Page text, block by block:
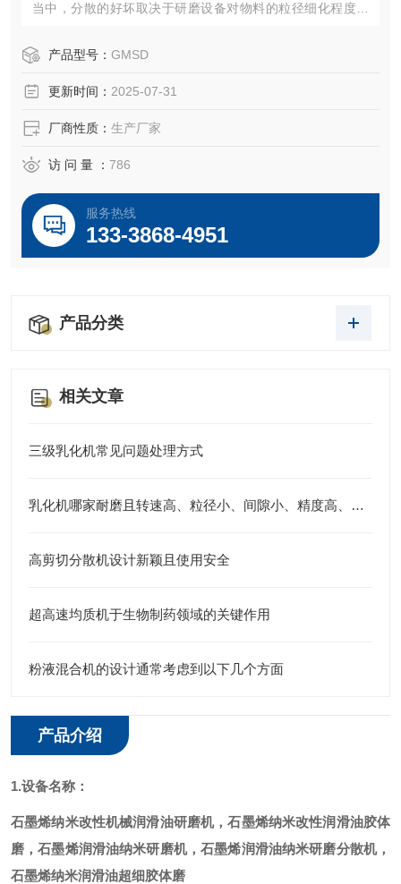
当中，分散的好坏取决于研磨设备对物料的粒径细化程度，
求，传统研磨分散设备转速较低，一般为3000rpm。
产品型号： GMSD
更新时间： 2025-07-31
厂商性质： 生产厂家
访 问 量 ： 786
服务热线
133-3868-4951
产品分类
相关文章
三级乳化机常见问题处理方式
乳化机哪家耐磨且转速高、粒径小、间隙小、精度高、线速度高、剪切力强：江苏思峻全流程解决方案测评
高剪切分散机设计新颖且使用安全
超高速均质机于生物制药领域的关键作用
粉液混合机的设计通常考虑到以下几个方面
产品介绍
1.设备名称：
石墨烯纳米改性机械润滑油研磨机，石墨烯纳米改性润滑油胶体
磨，石墨烯润滑油纳米研磨机，石墨烯润滑油纳米研磨分散机，
石墨烯纳米润滑油超细胶体磨